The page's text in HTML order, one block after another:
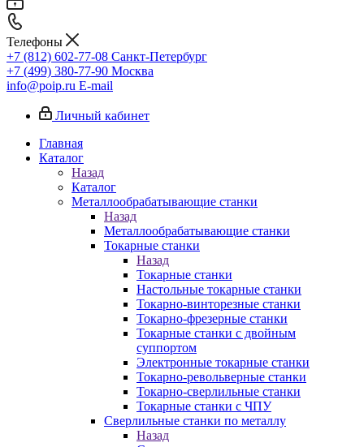
Телефоны
+7 (812) 602-77-08 Санкт-Петербург
+7 (499) 380-77-90 Москва
info@poip.ru E-mail
Личный кабинет
Главная
Каталог
Назад
Каталог
Металлообрабатывающие станки
Назад
Металлообрабатывающие станки
Токарные станки
Назад
Токарные станки
Настольные токарные станки
Токарно-винторезные станки
Токарно-фрезерные станки
Токарные станки с двойным
суппортом
Электронные токарные станки
Токарно-револьверные станки
Токарно-сверлильные станки
Токарные станки с ЧПУ
Сверлильные станки по металлу
Назад